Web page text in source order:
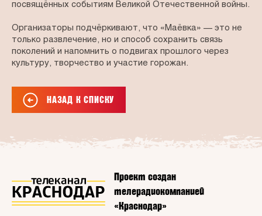
посвящённых событиям Великой Отечественной войны.
Организаторы подчёркивают, что «Маёвка» — это не
только развлечение, но и способ сохранить связь
поколений и напомнить о подвигах прошлого через
культуру, творчество и участие горожан.
НАЗАД К СПИСКУ
Проект создан
телерадиокомпанией
«Краснодар»